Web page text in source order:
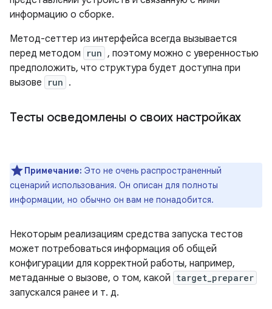
информацию о сборке.
Метод-сеттер из интерфейса всегда вызывается
перед методом
run , поэтому можно с уверенностью
предположить, что структура будет доступна при
вызове
run .
Тесты осведомлены о своих настройках
Примечание: Это не очень распространенный
сценарий использования. Он описан для полноты
информации, но обычно он вам не понадобится.
Некоторым реализациям средства запуска тестов
может потребоваться информация об общей
конфигурации для корректной работы, например,
метаданные о вызове, о том, какой target_preparer
запускался ранее и т. д.